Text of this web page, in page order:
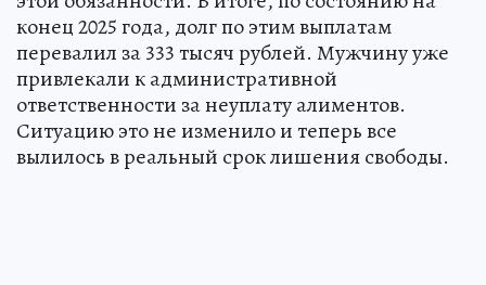
конец 2025 года, долг по этим выплатам
перевалил за 333 тысяч рублей. Мужчину уже
привлекали к административной
ответственности за неуплату алиментов.
Ситуацию это не изменило и теперь все
вылилось в реальный срок лишения свободы.